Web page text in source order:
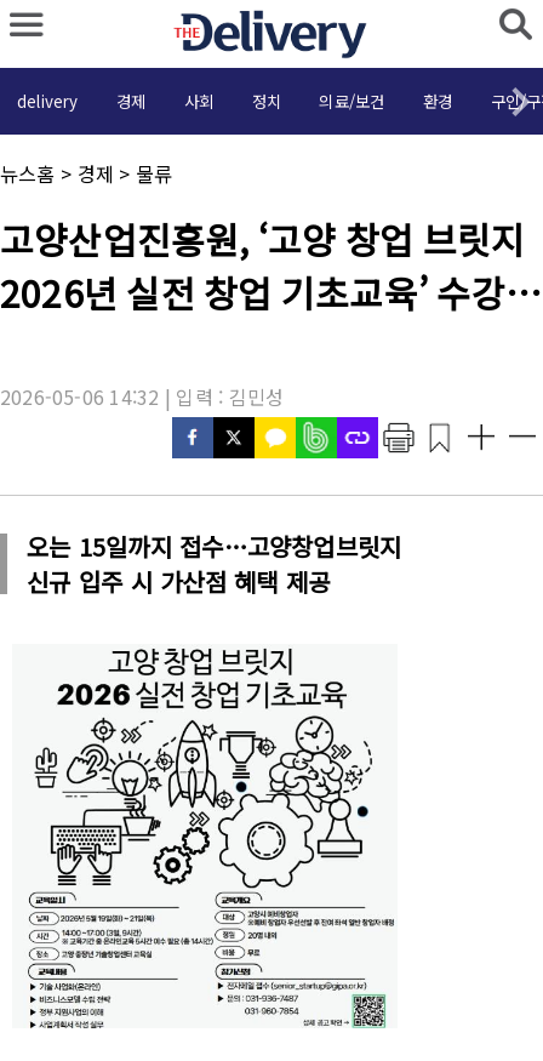
delivery 경제 사회 정치 의료/보건 환경 구인/
채
널
뉴스홈 > 경제 > 물류
기
사
목
:
고양산업진흥원, ‘고양 창업 브릿지
2026년 실전 창업 기초교육’ 수강생
2026-05-06 14:32 | 입력 : 김민성
오는 15일까지 접수…고양창업브릿지
신규 입주 시 가산점 혜택 제공